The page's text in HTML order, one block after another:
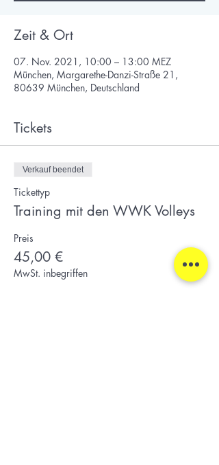
Zeit & Ort
07. Nov. 2021, 10:00 – 13:00 MEZ
München, Margarethe-Danzi-Straße 21,
80639 München, Deutschland
Tickets
Verkauf beendet
Tickettyp
Training mit den WWK Volleys
Preis
45,00 €
MwSt. inbegriffen